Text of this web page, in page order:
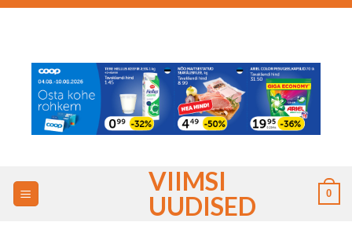
Skip
VIIMSI
UUDISED
0